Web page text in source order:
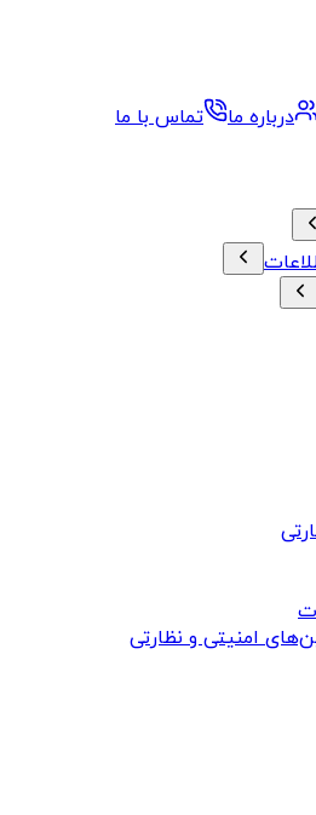
درباره ما تماس با ما
امنیتی و نظارتی